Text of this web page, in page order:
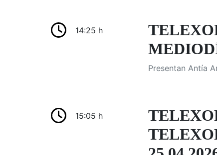
14:25 h
Presentan Antía
15:05 h